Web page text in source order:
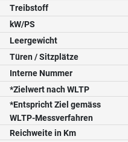
Treibstoff
kW/PS
Leergewicht
Türen / Sitzplätze
Interne Nummer
*Zielwert nach WLTP
*Entspricht Ziel gemäss
WLTP-Messverfahren
Reichweite in Km